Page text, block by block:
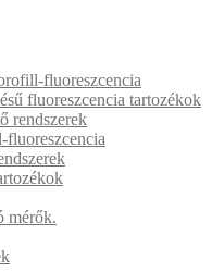
fluoreszcencia
fluoreszcencia tartozékok
rendszerek
mérők.